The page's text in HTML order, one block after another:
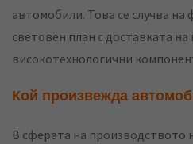
автомобили. Това се случва на
световен план с доставката
високотехнологични
Кой произвежда
В сферата на производството